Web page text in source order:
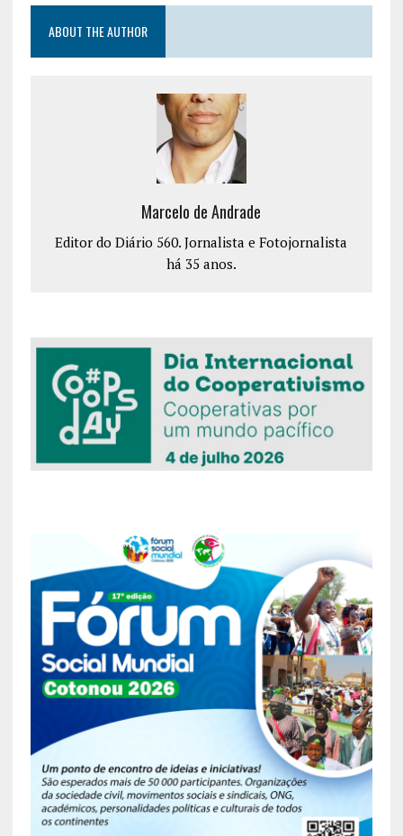
ABOUT THE AUTHOR
Marcelo de Andrade
Editor do Diário 560. Jornalista e Fotojornalista
há 35 anos.